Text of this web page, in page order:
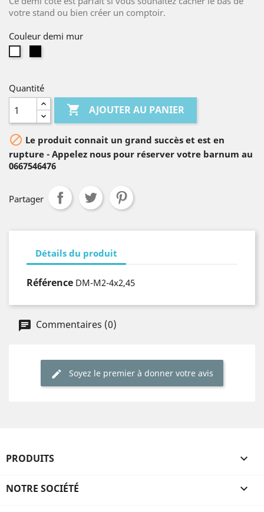
votre stand ou bien créer un comptoir.
Couleur demi mur
Quantité
 AJOUTER AU PANIER
 Le produit connait un grand succès et est en
rupture - Appelez nous pour réserver votre barnum au
0667546476
Partager
Détails du produit
Référence DM-M2-4x2,45
Commentaires (0)
Soyez le premier à donner votre avis
PRODUITS 
NOTRE SOCIÉTÉ 